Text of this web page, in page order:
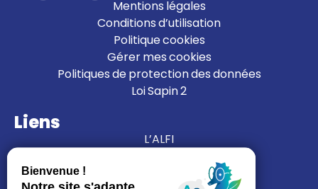
Mentions légales
Conditions d’utilisation
Politique cookies
Gérer mes cookies
Politiques de protection des données
Loi Sapin 2
Liens
L’ALFI